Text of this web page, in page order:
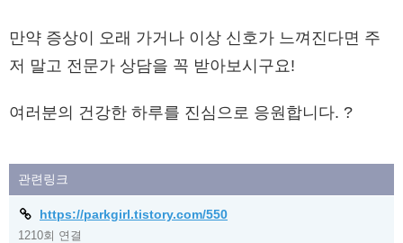
만약 증상이 오래 가거나 이상 신호가 느껴진다면 주
저 말고 전문가 상담을 꼭 받아보시구요!
여러분의 건강한 하루를 진심으로 응원합니다. ?
관련링크
https://parkgirl.tistory.com/550
1210회 연결